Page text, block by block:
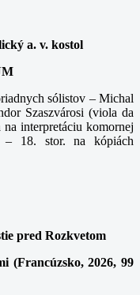
a. v. kostol
sólistov – Michal
Szaszvárosi (viola da
na interpretáciu komornej
– 18. stor. na kópiách
pred Rozkvetom
(Francúzsko, 2026, 99